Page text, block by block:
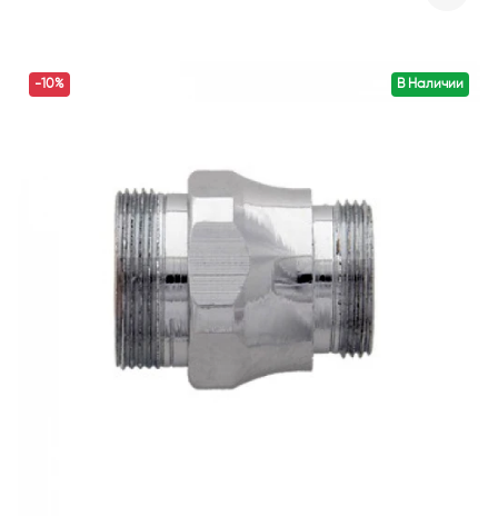
В Наличии
-10%